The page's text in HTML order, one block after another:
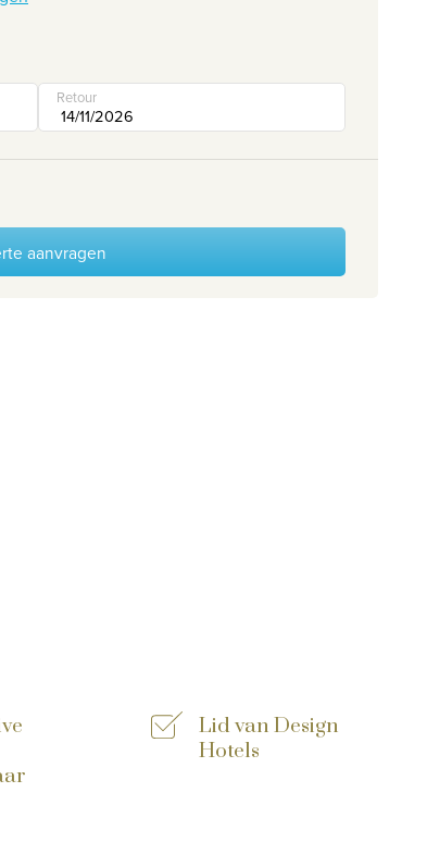
Retour
aanvragen
Lid van Design
Hotels